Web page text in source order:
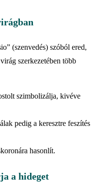
(szenvedés) szóból ered,
szerkezetében több
szimbolizálja, kivéve
pedig a keresztre feszítés
hasonlít.
a hideget